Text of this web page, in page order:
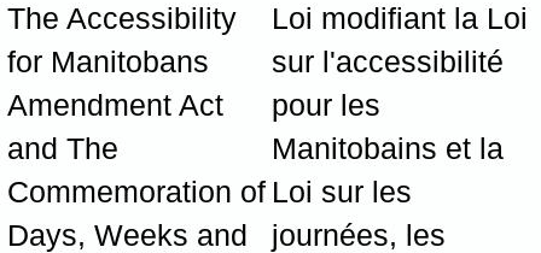
The Accessibility
for Manitobans
Amendment Act
and The
Commemoration of
Days, Weeks and
Loi modifiant la Loi
sur l'accessibilité
pour les
Manitobains et la
Loi sur les
journées, les